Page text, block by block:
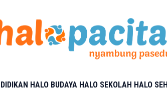
HALO BUDAYA HALO SEKOLAH HALO